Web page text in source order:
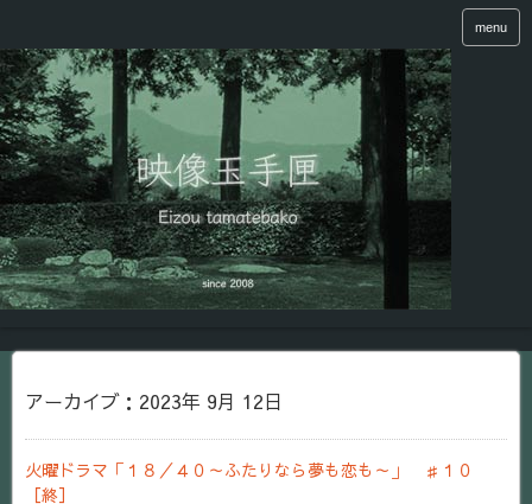
menu
アーカイブ：2023年 9月 12日
火曜ドラマ「１８／４０～ふたりなら夢も恋も～」 ♯１０
［終］